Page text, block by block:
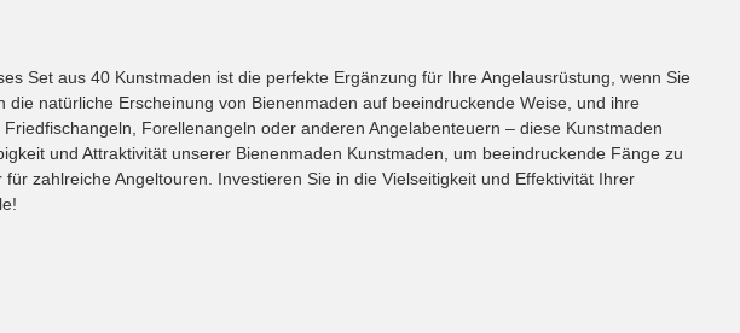
Set aus 40 Kunstmaden ist die perfekte Ergänzung für Ihre Angelausrüstung, wenn Sie
natürliche Erscheinung von Bienenmaden auf beeindruckende Weise, und ihre
Forellenangeln oder anderen Angelabenteuern – diese Kunstmaden
und Attraktivität unserer Bienenmaden Kunstmaden, um beeindruckende Fänge zu
zahlreiche Angeltouren. Investieren Sie in die Vielseitigkeit und Effektivität Ihrer